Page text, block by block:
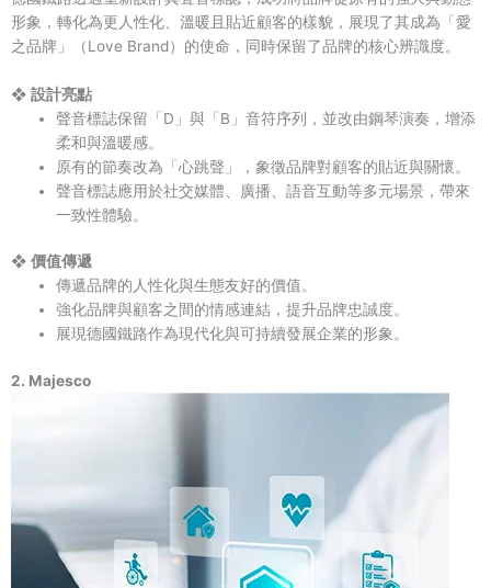
形象，轉化為更人性化、溫暖且貼近顧客的樣貌，展現了其成為「愛
之品牌」（Love Brand）的使命，同時保留了品牌的核心辨識度。
❖ 設計亮點
聲音標誌保留「D」與「B」音符序列，並改由鋼琴演奏，增添
柔和與溫暖感。
原有的節奏改為「心跳聲」，象徵品牌對顧客的貼近與關懷。
聲音標誌應用於社交媒體、廣播、語音互動等多元場景，帶來
一致性體驗。
❖ 價值傳遞
傳遞品牌的人性化與生態友好的價值。
強化品牌與顧客之間的情感連結，提升品牌忠誠度。
展現德國鐵路作為現代化與可持續發展企業的形象。
2. Majesco